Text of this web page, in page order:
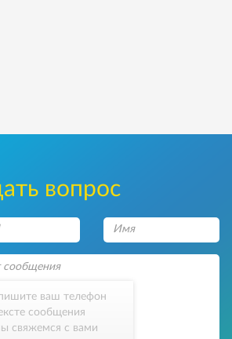
вопрос
ваш телефон
сообщения
свяжемся с вами